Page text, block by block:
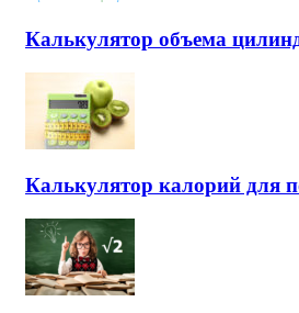
Калькулятор объема
Калькулятор калорий для